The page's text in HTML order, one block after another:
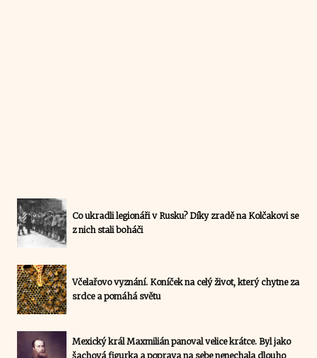
Co ukradli legionáři v Rusku? Díky zradě na Kolčakovi se
z nich stali boháči
Včelařovo vyznání. Koníček na celý život, který chytne za
srdce a pomáhá světu
Mexický král Maxmilián panoval velice krátce. Byl jako
šachová figurka a poprava na sebe nenechala dlouho